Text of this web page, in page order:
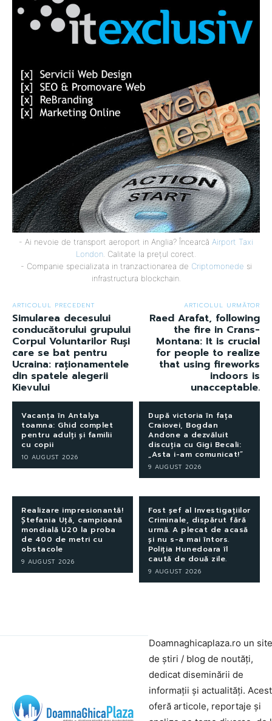
- Ai nevoie de transport aeroport in Anglia? Încearcă Airport Taxi
London . Calitate la prețul corect.
- Companie specializata in tranzactionarea de Criptomonede si
infrastructura blockchain.
ARTICOLUL PRECEDENT
Simularea decesului
conducătorului grupului
Corpul Voluntarilor Ruși
care se bat pentru
Ucraina: raționamentele
din spatele alegerii
Kievului
ARTICOLUL URMĂTOR
Raed Arafat, following
the fire in Crans-
Montana: It is crucial
for people to realize
that using fireworks
indoors is
unacceptable.
Vacanța în Antalya
toamna: Ghid complet
pentru adulți și familii
cu copii
10 AUGUST 2026
După victoria în fața
Craiovei, Bogdan
Andone a dezvăluit
discuția cu Gigi Becali:
„Asta i-am comunicat!”
9 AUGUST 2026
Realizare impresionantă!
Ștefania Uță, campioană
mondială U20 la proba
de 400 de metri cu
obstacole
9 AUGUST 2026
Fost șef al Investigațiilor
Criminale, dispărut fără
urmă. A plecat de acasă
și nu s-a mai întors.
Poliția Hunedoara îl
caută de două zile.
9 AUGUST 2026
Doamnaghicaplaza.ro un site
de știri / blog de noutăți,
dedicat diseminării de
informații și actualități.
oferă articole, reportaje și